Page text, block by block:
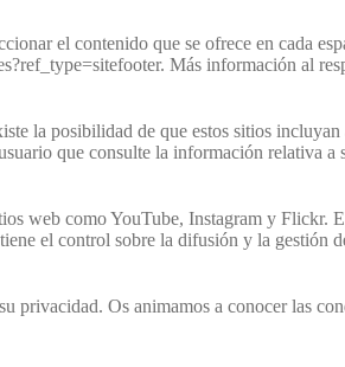
el contenido que se ofrece en cada
Más información al
la posibilidad de que estos sitios
que consulte la información relativa a
web como YouTube, Instagram y Flickr.
el control sobre la difusión y la gestión
privacidad. Os animamos a conocer las